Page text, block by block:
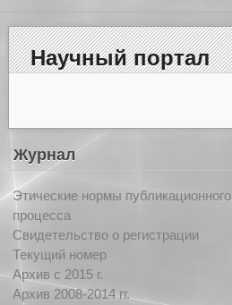
Научный портал
Журнал
Этические нормы публикационного
процесса
Свидетельство о регистрации
Текущий номер
Архив c 2015 г.
Архив 2008-2014 гг.